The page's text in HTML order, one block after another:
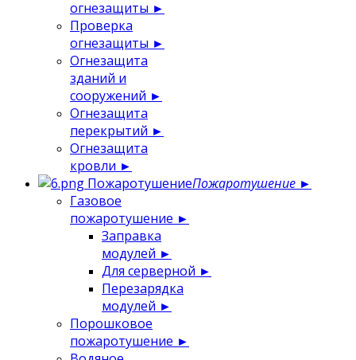
огнезащиты ►
Проверка
огнезащиты ►
Огнезащита
зданий и
сооружений ►
Огнезащита
перекрытий ►
Огнезащита
кровли ►
ПожаротушениеПожаротушение ►
Газовое
пожаротушение ►
Заправка
модулей ►
Для серверной ►
Перезарядка
модулей ►
Порошковое
пожаротушение ►